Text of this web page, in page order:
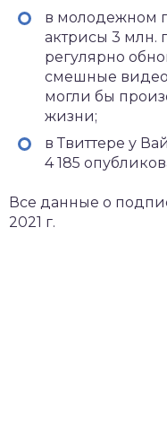
в молодежном
актрисы 3 млн.
регулярно
смешные
могли бы
жизни;
в Твиттере у
4 185
Все данные о
2021 г.